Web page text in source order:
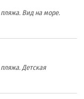
Вид на море.
Детская